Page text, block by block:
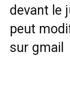
devant le
peut
sur gmail